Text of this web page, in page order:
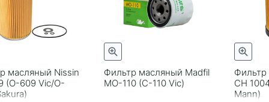
масляный Nissin
(O-609 Vic/O-
Фильтр масляный Madfil
MO-110 (C-110 Vic)
CH
Mann)